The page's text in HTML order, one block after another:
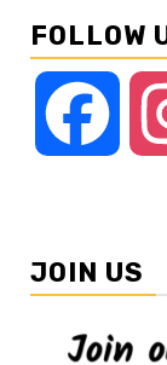
FOLLOW
JOIN US